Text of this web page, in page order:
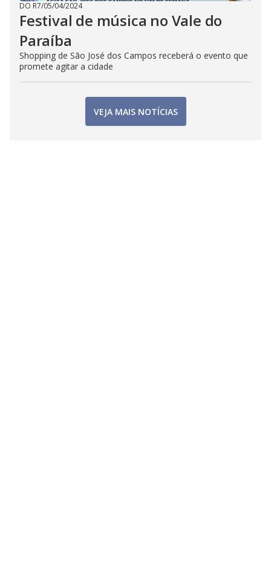
DO R7/05/04/2024
Festival de música no Vale do
Paraíba
Shopping de São José dos Campos receberá o evento que
promete agitar a cidade
VEJA MAIS NOTÍCIAS